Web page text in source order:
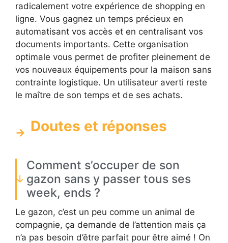
radicalement votre expérience de shopping en
ligne. Vous gagnez un temps précieux en
automatisant vos accès et en centralisant vos
documents importants. Cette organisation
optimale vous permet de profiter pleinement de
vos nouveaux équipements pour la maison sans
contrainte logistique. Un utilisateur averti reste
le maître de son temps et de ses achats.
Doutes et réponses
Comment s’occuper de son
gazon sans y passer tous ses
week, ends ?
Le gazon, c’est un peu comme un animal de
compagnie, ça demande de l’attention mais ça
n’a pas besoin d’être parfait pour être aimé ! On